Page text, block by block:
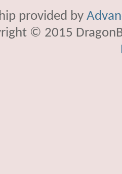
provided by
© 2015